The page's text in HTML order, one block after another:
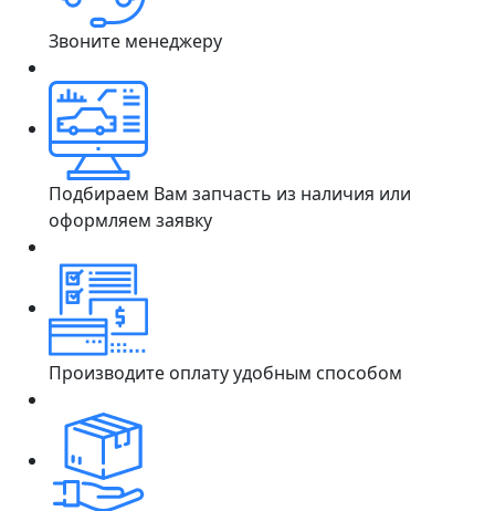
Звоните менеджеру
Подбираем Вам запчасть из наличия или
оформляем заявку
Производите оплату удобным способом